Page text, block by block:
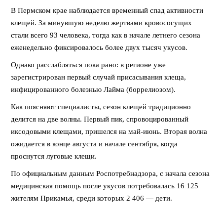
В Пермском крае наблюдается временный спад активности
клещей. За минувшую неделю жертвами кровососущих
стали всего 93 человека, тогда как в начале летнего сезона
еженедельно фиксировалось более двух тысяч укусов.
Однако расслабляться пока рано: в регионе уже
зарегистрирован первый случай присасывания клеща,
инфицированного болезнью Лайма (боррелиозом).
Как поясняют специалисты, сезон клещей традиционно
делится на две волны. Первый пик, спровоцированный
иксодовыми клещами, пришелся на май-июнь. Вторая волна
ожидается в конце августа и начале сентября, когда
проснутся луговые клещи.
По официальным данным Роспотребнадзора, с начала сезона
медицинская помощь после укусов потребовалась 16 125
жителям Прикамья, среди которых 2 406 — дети.